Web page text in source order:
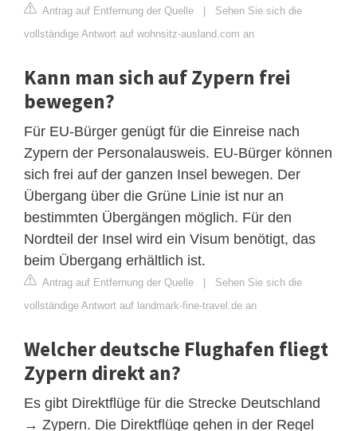
Antrag auf Entfernung der Quelle | Sehen Sie sich die
vollständige Antwort auf wohnsitz-ausland.com an
Kann man sich auf Zypern frei
bewegen?
Für EU-Bürger genügt für die Einreise nach
Zypern der Personalausweis. EU-Bürger können
sich frei auf der ganzen Insel bewegen. Der
Übergang über die Grüne Linie ist nur an
bestimmten Übergängen möglich. Für den
Nordteil der Insel wird ein Visum benötigt, das
beim Übergang erhältlich ist.
Antrag auf Entfernung der Quelle | Sehen Sie sich die
vollständige Antwort auf landmark-fine-travel.de an
Welcher deutsche Flughafen fliegt
Zypern direkt an?
Es gibt Direktflüge für die Strecke Deutschland
→ Zypern. Die Direktflüge gehen in der Regel